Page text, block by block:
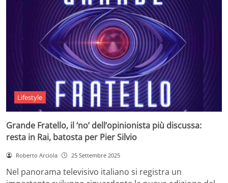
Lifestyle
Grande Fratello, il ‘no’ dell’opinionista più discussa:
resta in Rai, batosta per Pier Silvio
Roberto Arciola 25 Settembre 2025
Nel panorama televisivo italiano si registra un